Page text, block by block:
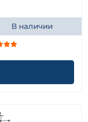
В наличии